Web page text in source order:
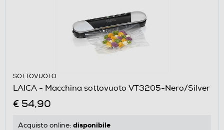
SOTTOVUOTO
LAICA - Macchina sottovuoto VT3205-Nero/Silver
€ 54,90
Acquisto online: disponibile